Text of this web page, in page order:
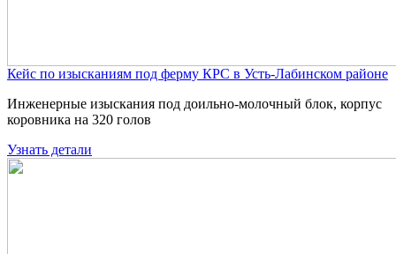
Кейс по изысканиям под ферму КРС в Усть-Лабинском районе
Инженерные изыскания под доильно-молочный блок, корпус
коровника на 320 голов
Узнать детали